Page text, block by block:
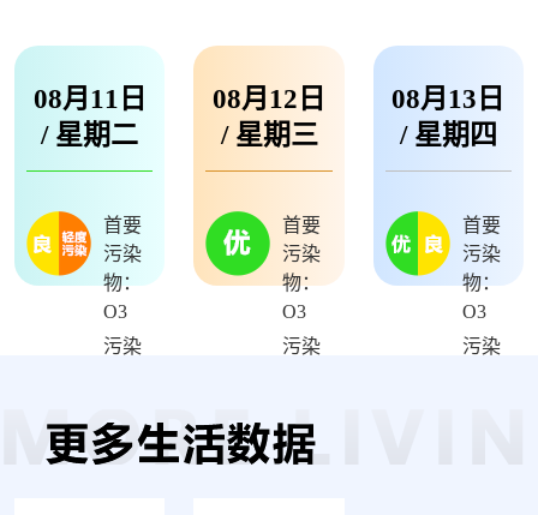
08月11日
/ 星期二
首要
污染
物：
O3
污染
-3
08月12日
/ 星期三
首要
污染
物：
O3
污染
08月13日
/ 星期四
首要
污染
物：
O3
污染